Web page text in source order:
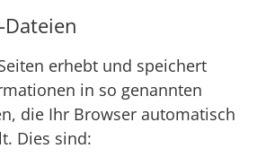
Dateien
erhebt und speichert
in so genannten
die Ihr Browser automatisch
Dies sind: